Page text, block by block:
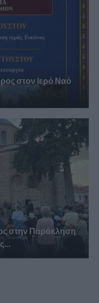
στον Ιερό Ναό
στην Παράκληση